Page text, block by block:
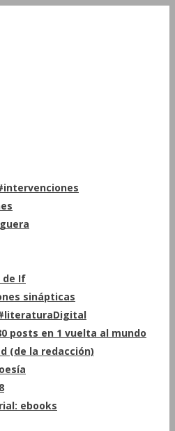
de If
sinápticas
posts en 1 vuelta al mundo
(de la redacción)
ebooks